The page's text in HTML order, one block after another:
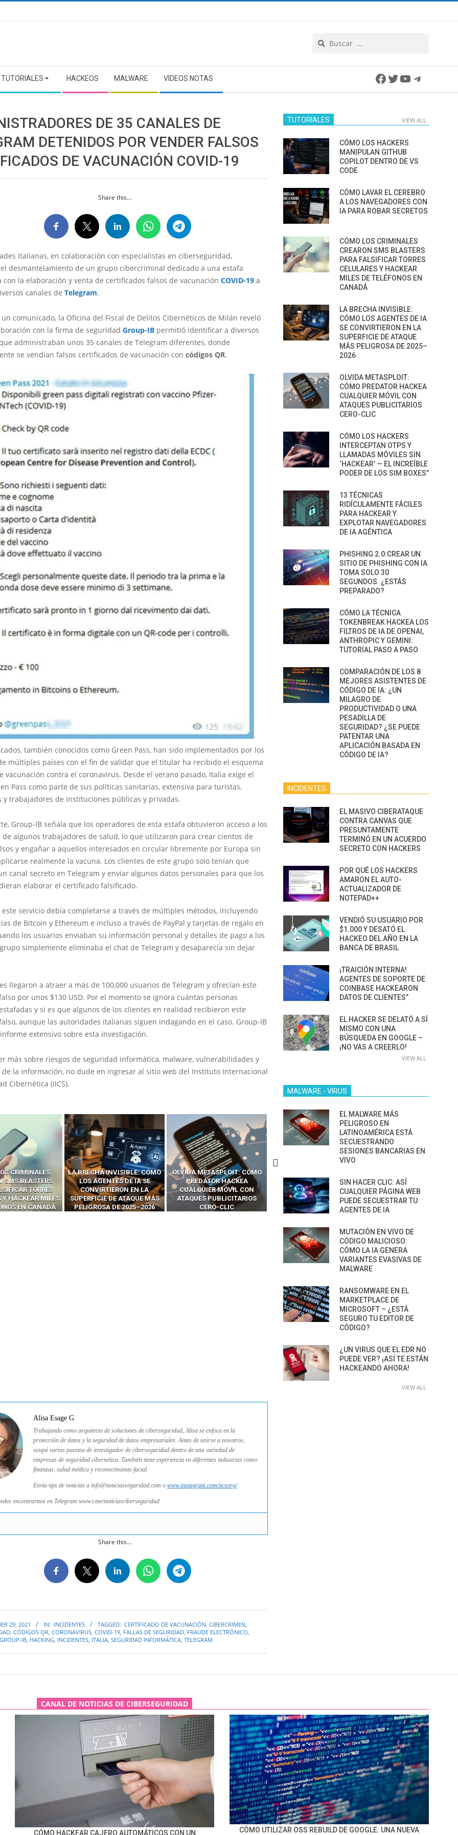
TUTORIALES HACKEOS MALWARE VIDEOS NOTAS Facebook
Twitter
YouTube
DE 35 CANALES DE
DETENIDOS POR VENDER FALSOS
DE VACUNACIÓN COVID-19
Share this...
italianas, en colaboración con especialistas en ciberseguridad,
desmantelamiento de un grupo cibercriminal dedicado a una estafa
con la elaboración y venta de certificados falsos de vacunación COVID-19 a
canales de Telegram.
comunicado, la Oficina del Fiscal de Delitos Cibernéticos de Milán reveló
con la firma de seguridad Group-IB permitió identificar a diversos
administraban unos 35 canales de Telegram diferentes, donde
se vendían falsos certificados de vacunación con códigos QR.
también conocidos como Green Pass, han sido implementados por los
múltiples países con el fin de validar que el titular ha recibido el esquema
vacunación contra el coronavirus. Desde el verano pasado, Italia exige el
Pass como parte de sus políticas sanitarias, extensiva para turistas,
y trabajadores de instituciones públicas y privadas.
Group-IB señala que los operadores de esta estafa obtuvieron acceso a los
de algunos trabajadores de salud, lo que utilizaron para crear cientos de
y engañar a aquellos interesados en circular libremente por Europa sin
realmente la vacuna. Los clientes de este grupo solo tenían que
canal secreto en Telegram y enviar algunos datos personales para que los
elaborar el certificado falsificado.
este servicio debía completarse a través de múltiples métodos, incluyendo
de Bitcoin y Ethereum e incluso a través de PayPal y tarjetas de regalo en
los usuarios enviaban su información personal y detalles de pago a los
simplemente eliminaba el chat de Telegram y desaparecía sin dejar
llegaron a atraer a más de 100,000 usuarios de Telegram y ofrecían este
por unos $130 USD. Por el momento se ignora cuántas personas
y si es que algunos de los clientes en realidad recibieron este
aunque las autoridades italianas siguen indagando en el caso. Group-IB
extensivo sobre esta investigación.
más sobre riesgos de seguridad informática, malware, vulnerabilidades y
de la información, no dude en ingresar al sitio web del Instituto Internacional
Cibernética (IICS).
INVISIBLE: CÓMO
DE IA SE
EN LA
DE ATAQUE MÁS
DE 2025–2026
OLVIDA METASPLOIT: CÓMO
PREDATOR HACKEA
CUALQUIER MÓVIL CON
ATAQUES PUBLICITARIOS
CERO-CLIC
CÓMO LOS HACKERS
INTERCEPTAN OTPS Y
LLAMADAS MÓVILES SIN
‘HACKEAR’ — EL INCREÍBLE
PODER DE LOS SIM BOXES”
RIDÍCULAMENTE FÁCILES
PARA HACKEAR Y EXPLOTAR
NAVEGADORES DE IA
AGÉNTICA
MANIPULAN GITHUB
COPILOT DENTRO DE VS
Alisa Esage G
Trabajando como arquitecto de soluciones de ciberseguridad, Alisa se enfoca en la
protección de datos y la seguridad de datos empresariales. Antes de unirse a nosotros,
ocupó varios puestos de investigador de ciberseguridad dentro de una variedad de
empresas de seguridad cibernética. También tiene experiencia en diferentes industrias como
finanzas, salud médica y reconocimiento facial.
Envía tips de noticias a info@noticiasseguridad.com o www.instagram.com/iicsorg/
encontrarnos en Telegram www.t.me/noticiasciberseguridad
Share this...
29, 2021 IN: INCIDENTES TAGGED: CERTIFICADO DE VACUNACIÓN CIBERCRIMEN
CÓDIGOS QR CORONAVIRUS COVID-19 FALLAS DE SEGURIDAD FRAUDE ELECTRÓNICO
GROUP-IB HACKING INCIDENTES ITALIA SEGURIDAD INFORMÁTICA TELEGRAM
TUTORIALES VIEW ALL
CÓMO LOS HACKERS
MANIPULAN GITHUB
COPILOT DENTRO DE VS
CODE
CÓMO LAVAR EL CEREBRO
A LOS NAVEGADORES CON
IA PARA ROBAR SECRETOS
CÓMO LOS CRIMINALES
CREARON SMS BLASTERS
PARA FALSIFICAR TORRES
CELULARES Y HACKEAR
MILES DE TELÉFONOS EN
CANADÁ
LA BRECHA INVISIBLE:
CÓMO LOS AGENTES DE IA
SE CONVIRTIERON EN LA
SUPERFICIE DE ATAQUE
MÁS PELIGROSA DE 2025–
2026
OLVIDA METASPLOIT:
CÓMO PREDATOR HACKEA
CUALQUIER MÓVIL CON
ATAQUES PUBLICITARIOS
CERO-CLIC
CÓMO LOS HACKERS
INTERCEPTAN OTPS Y
LLAMADAS MÓVILES SIN
‘HACKEAR’ — EL INCREÍBLE
PODER DE LOS SIM BOXES”
13 TÉCNICAS
RIDÍCULAMENTE FÁCILES
PARA HACKEAR Y
EXPLOTAR NAVEGADORES
DE IA AGÉNTICA
PHISHING 2.0:CREAR UN
SITIO DE PHISHING CON IA
TOMA SOLO 30
SEGUNDOS. ¿ESTÁS
PREPARADO?
CÓMO LA TÉCNICA
TOKENBREAK HACKEA LOS
FILTROS DE IA DE OPENAI,
ANTHROPIC Y GEMINI:
TUTORIAL PASO A PASO
COMPARACIÓN DE LOS 8
MEJORES ASISTENTES DE
CÓDIGO DE IA: ¿UN
MILAGRO DE
PRODUCTIVIDAD O UNA
PESADILLA DE
SEGURIDAD? ¿SE PUEDE
PATENTAR UNA
APLICACIÓN BASADA EN
CÓDIGO DE IA?
INCIDENTES
EL MASIVO CIBERATAQUE
CONTRA CANVAS QUE
PRESUNTAMENTE
TERMINÓ EN UN ACUERDO
SECRETO CON HACKERS
POR QUÉ LOS HACKERS
AMARON EL AUTO-
ACTUALIZADOR DE
NOTEPAD++
VENDIÓ SU USUARIO POR
$1.000 Y DESATÓ EL
HACKEO DEL AÑO EN LA
BANCA DE BRASIL
¡TRAICIÓN INTERNA!
AGENTES DE SOPORTE DE
COINBASE HACKEARON
DATOS DE CLIENTES”
EL HACKER SE DELATÓ A SÍ
MISMO CON UNA
BÚSQUEDA EN GOOGLE –
¡NO VAS A CREERLO!
VIEW ALL
MALWARE - VIRUS
EL MALWARE MÁS
PELIGROSO EN
LATINOAMÉRICA ESTÁ
SECUESTRANDO
SESIONES BANCARIAS EN
VIVO
SIN HACER CLIC: ASÍ
CUALQUIER PÁGINA WEB
PUEDE SECUESTRAR TU
AGENTES DE IA
MUTACIÓN EN VIVO DE
CÓDIGO MALICIOSO:
CÓMO LA IA GENERA
VARIANTES EVASIVAS DE
MALWARE
RANSOMWARE EN EL
MARKETPLACE DE
MICROSOFT – ¿ESTÁ
SEGURO TU EDITOR DE
CÓDIGO?
¿UN VIRUS QUE EL EDR NO
PUEDE VER? ¡ASÍ TE ESTÁN
HACKEANDO AHORA!
VIEW ALL
CANAL DE NOTICIAS DE CIBERSEGURIDAD
CÓMO HACKEAR CAJERO AUTOMÁTICOS CON UN
CÓMO UTILIZAR OSS REBUILD DE GOOGLE: UNA NUEVA